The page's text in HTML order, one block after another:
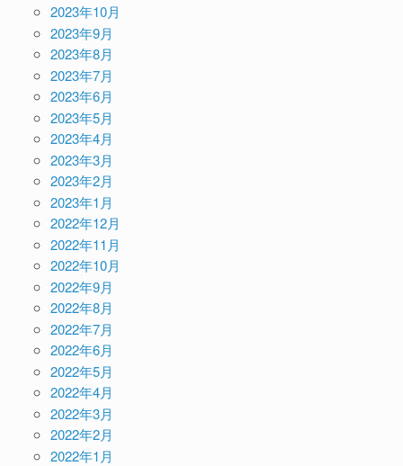
2023年10月
2023年9月
2023年8月
2023年7月
2023年6月
2023年5月
2023年4月
2023年3月
2023年2月
2023年1月
2022年12月
2022年11月
2022年10月
2022年9月
2022年8月
2022年7月
2022年6月
2022年5月
2022年4月
2022年3月
2022年2月
2022年1月